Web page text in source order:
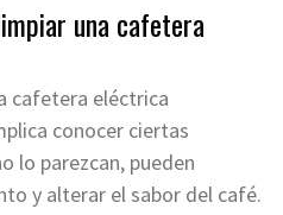
una cafetera
cafetera eléctrica
conocer ciertas
lo parezcan, pueden
y alterar el sabor del café.